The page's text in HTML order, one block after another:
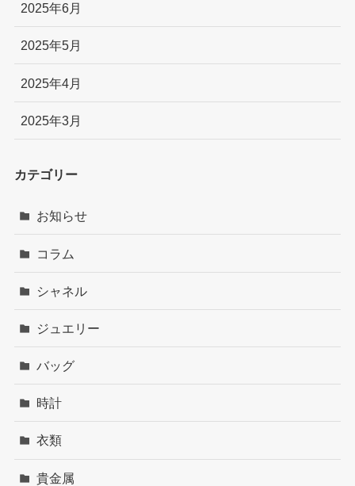
2025年6月
2025年5月
2025年4月
2025年3月
カテゴリー
お知らせ
コラム
シャネル
ジュエリー
バッグ
時計
衣類
貴金属